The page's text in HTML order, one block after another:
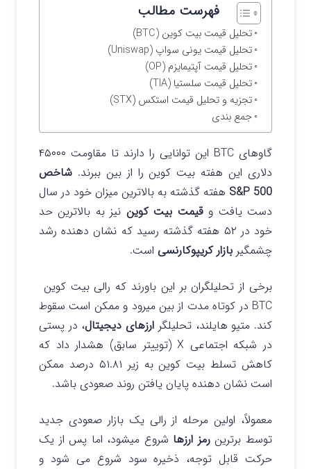
فهرست مطالب
تحلیل قیمت بیت کوین (BTC)
تحلیل قیمت یونی سواپ (Uniswap)
تحلیل قیمت آپتیمایزم (OP)
تحلیل قیمت سلستیا (TIA)
تجزیه و تحلیل قیمت استکس (STX)
جمع بندی
گاوهای BTC این توانایی را دارند تا مقاومت ۴۵۰۰۰
دلاری این هفته بیت کوین را از بین ببرند. شاخص
S&P 500 هفته گذشته به بالاترین میزان خود در سال
دست یافت وقیمت بیت کوین نیز به بالاترین حد
خود در ۵۲ هفته گذشته رسید که نشان دهنده رشد
چشمگیر بازار کریپوکارنسی است.
برخی از تحلیلگران بر این باورند که رالی بیت کوین
BTC در کوتاه مدت از بین میرود و ممکن است سقوط
کند. متیو هایلند، تحلیلگر ارزهای دیجیتال، در پستی
در شبکه اجتماعی X (توییتر سابق) هشدار داد که
کاهش تسلط بیت کوین به زیر ۵۱.۸۱ درصد ممکن
است نشان دهنده پایان یافتن روند صعودی باشد.
معمولاً، اولین مرحله از رالی یک بازار صعودی جدید
توسط برترینرمز ارزها شروع میشود، اما پس از یک
حرکت قابل توجه، ذخیره سود شروع می شود و